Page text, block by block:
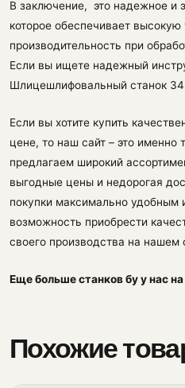
В заключение, это надежное и
которое обеспечивает высокую
производительность при
Если вы ищете надежный
Шлицешлифовальный станок
Если вы хотите купить
цене, то наш сайт – это
предлагаем широкий
выгодные цены и недорогая
покупки максимально удобным
возможность приобрести
своего производства на нашем
Еще больше станков бу у нас на
Похожие